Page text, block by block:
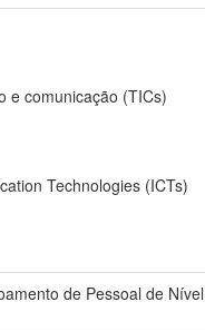
e comunicação (TICs)
Technologies (ICTs)
de Pessoal de